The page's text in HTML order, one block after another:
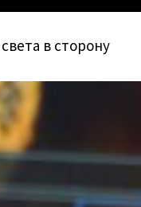
в сторону